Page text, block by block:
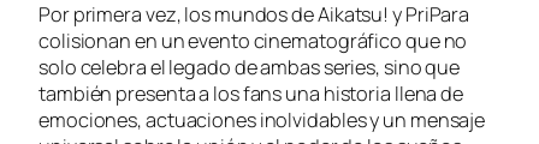
Por primera vez, los mundos deAikatsu! yPriPara
colisionan en un evento cinematográfico que no
solo celebra el legado de ambas series, sino que
también presenta a los fans una historia llena de
emociones, actuaciones inolvidables y un mensaje